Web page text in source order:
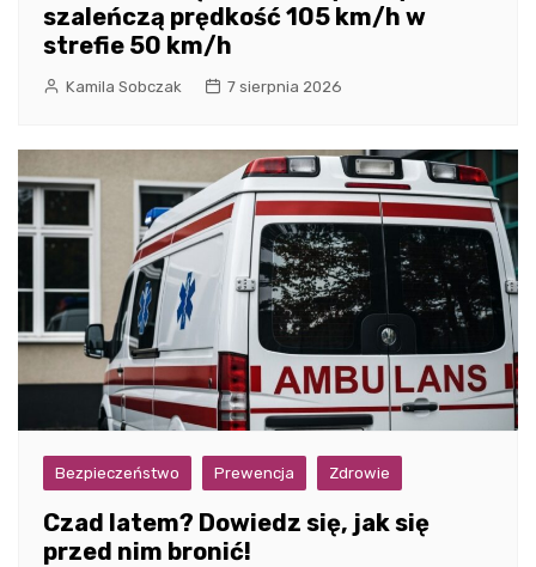
szaleńczą prędkość 105 km/h w
strefie 50 km/h
Kamila Sobczak 7 sierpnia 2026
Bezpieczeństwo Prewencja Zdrowie
Czad latem? Dowiedz się, jak się
przed nim bronić!